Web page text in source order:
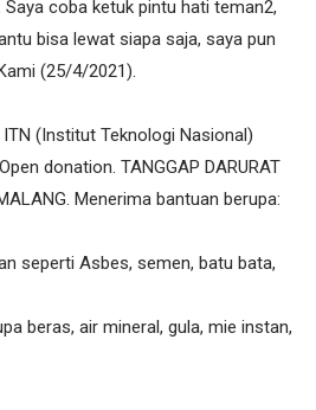
coba ketuk pintu hati teman2,
bisa lewat siapa saja, saya pun
(25/4/2021).
(Institut Teknologi Nasional)
donation. TANGGAP DARURAT
Menerima bantuan berupa:
seperti Asbes, semen, batu bata,
beras, air mineral, gula, mie instan,